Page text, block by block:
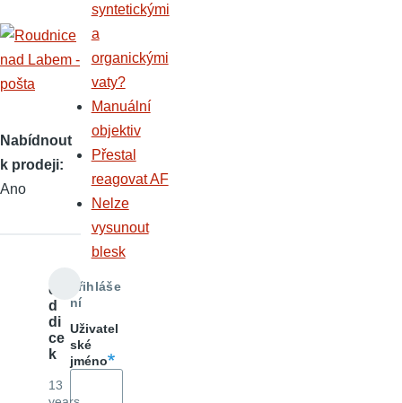
Nabídnout
k prodeji
Ano
e
d
di
ce
k
13
syntetickými
a
organickými
vaty?
Manuální
objektiv
Přestal
reagovat AF
Nelze
vysunout
blesk
Přihláše
ní
Uživatel
ské
jméno